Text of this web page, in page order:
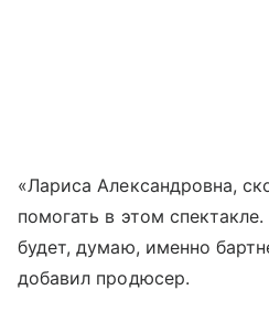
«Лариса Александровна,
помогать в этом
будет, думаю, именно
добавил продюсер.